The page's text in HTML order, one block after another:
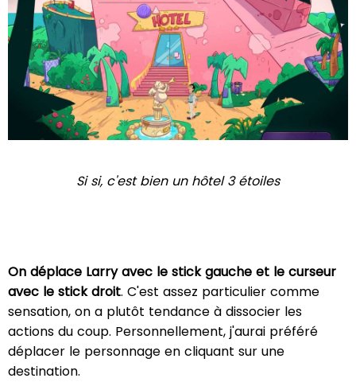
Si si, c'est bien un hôtel 3 étoiles
On déplace Larry avec le stick gauche et le curseur
avec le stick droit. C'est assez particulier comme
sensation, on a plutôt tendance à dissocier les
actions du coup. Personnellement, j'aurai préféré
déplacer le personnage en cliquant sur une
destination.